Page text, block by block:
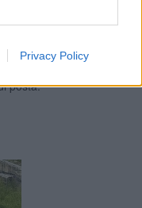
Privacy Policy
iscriviti alla
posta.